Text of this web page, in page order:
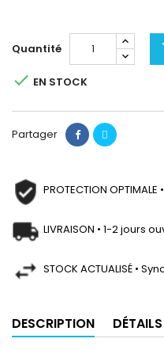
Quantité
 EN STOCK
Partager
PROTECTION
LIVRAISON • 1-2 jours
STOCK ACTUALISÉ •
DESCRIPTION